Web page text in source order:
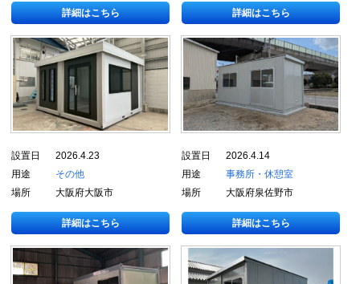
詳細はこちら 詳細はこちら
設置日
2026.4.23
用途
その他
場所
大阪府大阪市
詳細はこちら
設置日
2026.4.14
用途
事務所・休憩室
場所
大阪府泉佐野市
詳細はこちら